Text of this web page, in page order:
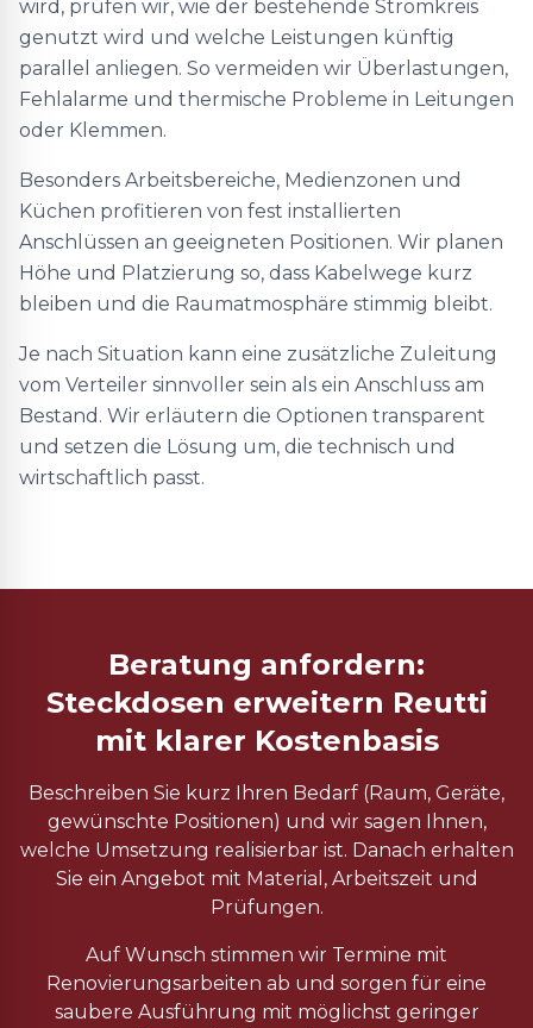
wird, prüfen wir, wie der bestehende Stromkreis
genutzt wird und welche Leistungen künftig
parallel anliegen. So vermeiden wir Überlastungen,
Fehlalarme und thermische Probleme in Leitungen
oder Klemmen.
Besonders Arbeitsbereiche, Medienzonen und
Küchen profitieren von fest installierten
Anschlüssen an geeigneten Positionen. Wir planen
Höhe und Platzierung so, dass Kabelwege kurz
bleiben und die Raumatmosphäre stimmig bleibt.
Je nach Situation kann eine zusätzliche Zuleitung
vom Verteiler sinnvoller sein als ein Anschluss am
Bestand. Wir erläutern die Optionen transparent
und setzen die Lösung um, die technisch und
wirtschaftlich passt.
Beratung anfordern:
Steckdosen erweitern Reutti
mit klarer Kostenbasis
Beschreiben Sie kurz Ihren Bedarf (Raum, Geräte,
gewünschte Positionen) und wir sagen Ihnen,
welche Umsetzung realisierbar ist. Danach erhalten
Sie ein Angebot mit Material, Arbeitszeit und
Prüfungen.
Auf Wunsch stimmen wir Termine mit
Renovierungsarbeiten ab und sorgen für eine
saubere Ausführung mit möglichst geringer